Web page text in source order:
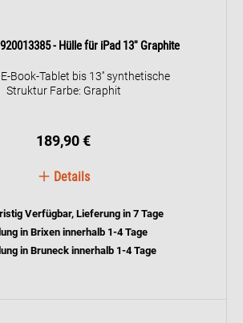
- Hülle für iPad 13'' Graphite
Book-Tablet bis 13'' synthetische
Struktur Farbe: Graphit
189,90 €
Details
Verfügbar, Lieferung in 7 Tage
in Brixen innerhalb 1-4 Tage
in Bruneck innerhalb 1-4 Tage